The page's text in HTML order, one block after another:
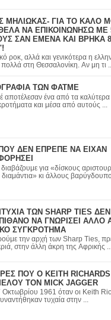
ΜΗΛΙΩΚΑΣ- ΓΙΑ ΤΟ ΚΑΛΟ
ΝΑ ΕΠΙΚΟΙΝΩΝΗΣΩ ΜΕ
ΚΑΙ ΒΡΗΚΑ 8.000.000 ΣΑΝ
ροκ, αλλά και γενικότερα η
στη Θεσσαλονίκη. Αν μη τι ...
ΤΩΝ ΦΑΤΜΕ
αποτέλεσαν ένα από τα καλύτερα
και μέσα από αυτούς ...
ΠΟΥ ΔΕΝ ΕΠΡΕΠΕ ΝΑ ΕΙΧΑΝ
για «δίσκους
κι άλλους
ΤΩΝ SHARP TIES
ΝΑ ΓΝΩΡΙΣΕΙ
ΣΥΓΚΡΟΤΗΜΑ
αρχή των Sharp Ties, πρέπει να πάμε
στην άλλη άκρη της Αφρικής ...
ΠΟΥ Ο KEITH
ΤΟΝ MICK JAGGER
1961 όταν οι Keith Richards και Mick
συναντήθηκαν τυχαία στην ...